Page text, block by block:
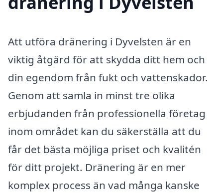
Att utföra dränering i Dyvelsten är en
viktig åtgärd för att skydda ditt hem och
din egendom från fukt och vattenskador.
Genom att samla in minst tre olika
erbjudanden från professionella företag
inom området kan du säkerställa att du
får det bästa möjliga priset och kvalitén
för ditt projekt. Dränering är en mer
komplex process än vad många kanske